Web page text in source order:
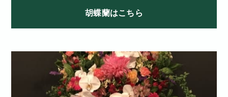
胡蝶蘭はこちら